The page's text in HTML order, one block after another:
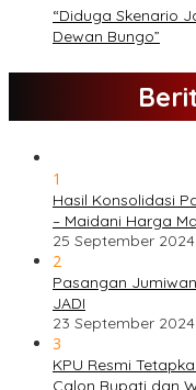
“Diduga Skenario
Dewan Bungo”
1
Hasil Konsolidasi
– Maidani Harga
25 September 2024
2
Pasangan
JADI
23 September 2024
3
KPU Resmi
Calon Bupati dan